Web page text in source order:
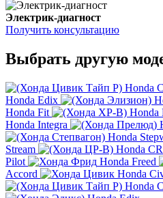
Электрик-диагност
Получить консультацию
Выбрать другую
Honda
Honda Edix
Honda Fit
Honda
Honda Integra
Honda
Stream
Honda
Pilot
Honda Freed
Accord
Honda
Honda